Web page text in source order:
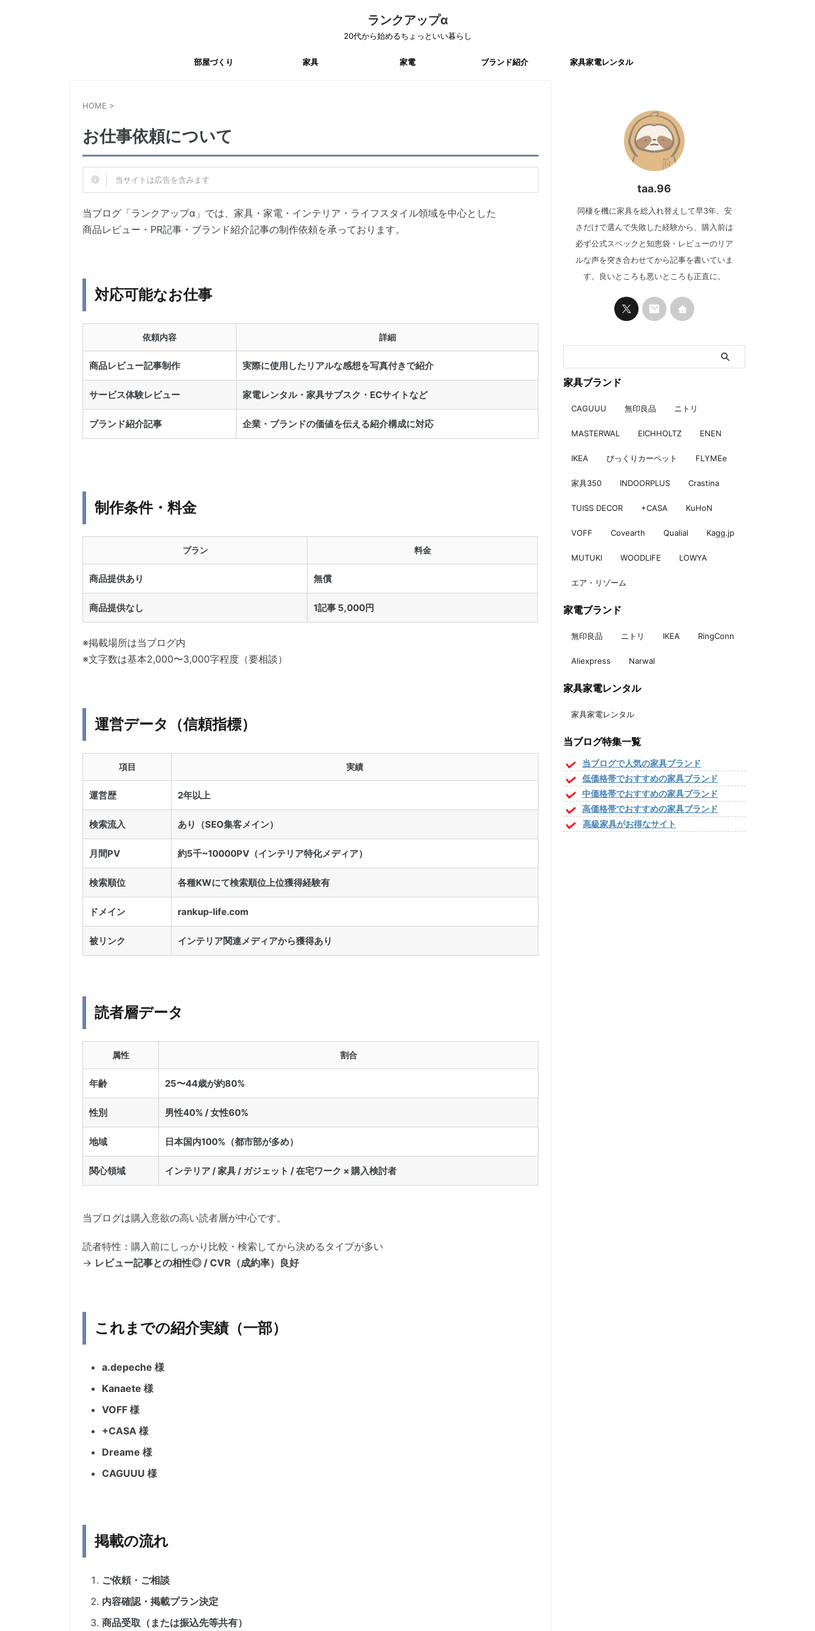
ランクアップα
20代から始めるちょっといい暮らし
部屋づくり 家具 家電 ブランド紹介 家具家電レンタル
HOME >
お仕事依頼について
当サイトは広告を含みます
当ブログ「ランクアップα」では、家具・家電・インテリア・ライフスタイル領域を中心とした
商品レビュー・PR記事・ブランド紹介記事の制作依頼を承っております。
対応可能なお仕事
依頼内容 詳細
商品レビュー記事制作 実際に使用したリアルな感想を写真付きで紹介
サービス体験レビュー 家電レンタル・家具サブスク・ECサイトなど
ブランド紹介記事 企業・ブランドの価値を伝える紹介構成に対応
制作条件・料金
プラン 料金
商品提供あり 無償
商品提供なし 1記事 5,000円
※掲載場所は当ブログ内
※文字数は基本2,000〜3,000字程度（要相談）
運営データ（信頼指標）
項目 実績
運営歴 2年以上
検索流入 あり（SEO集客メイン）
月間PV 約5千~10000PV（インテリア特化メディア）
検索順位 各種KWにて検索順位上位獲得経験有
ドメイン rankup-life.com
被リンク インテリア関連メディアから獲得あり
読者層データ
属性 割合
年齢 25〜44歳が約80%
性別 男性40% / 女性60%
地域 日本国内100%（都市部が多め）
関心領域 インテリア / 家具 / ガジェット / 在宅ワーク × 購入検討者
当ブログは購入意欲の高い読者層が中心です。
読者特性：購入前にしっかり比較・検索してから決めるタイプが多い
→ レビュー記事との相性◎ / CVR（成約率）良好
これまでの紹介実績（一部）
a.depeche 様
Kanaete 様
VOFF 様
+CASA 様
Dreame 様
CAGUUU 様
掲載の流れ
ご依頼・ご相談
内容確認・掲載プラン決定
商品受取（または振込先等共有）
taa.96
同棲を機に家具を総入れ替えして早3年。安
さだけで選んで失敗した経験から、購入前は
必ず公式スペックと知恵袋・レビューのリア
ルな声を突き合わせてから記事を書いていま
す。良いところも悪いところも正直に。
家具ブランド
CAGUUU 無印良品 ニトリ
MASTERWAL EICHHOLTZ ENEN
IKEA びっくりカーペット FLYMEe
家具350 INDOORPLUS Crastina
TUISS DECOR +CASA KuHoN
VOFF Covearth Qualial Kagg.jp
MUTUKI WOODLIFE LOWYA
エア・リゾーム
家電ブランド
無印良品 ニトリ IKEA RingConn
Aliexpress Narwal
家具家電レンタル
家具家電レンタル
当ブログ特集一覧
当ブログで人気の家具ブランド
低価格帯でおすすめの家具ブランド
中価格帯でおすすめの家具ブランド
高価格帯でおすすめの家具ブランド
高級家具がお得なサイト